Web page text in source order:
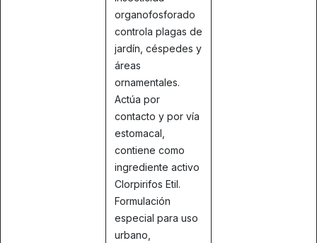
organofosforado
controla plagas de
jardín, céspedes y
áreas
ornamentales.
Actúa por
contacto y por vía
estomacal,
contiene como
ingrediente activo
Clorpirifos Etil.
Formulación
especial para uso
urbano,